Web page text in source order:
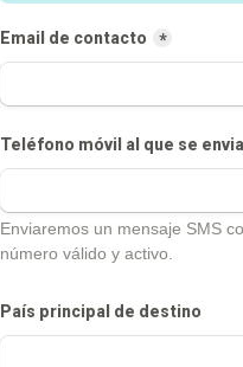
Email de contacto *
Teléfono móvil al que se
Enviaremos un mensaje SMS
número válido y activo.
País principal de destino